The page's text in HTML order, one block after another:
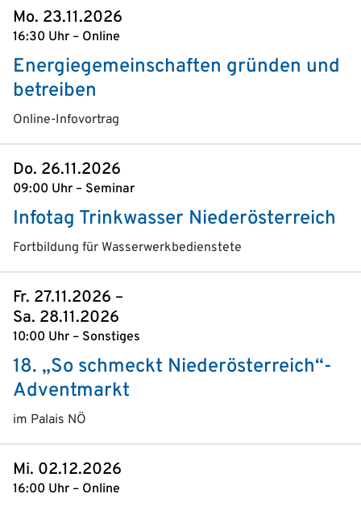
Mo. 23.11.2026
16:30 Uhr – Online
Energiegemeinschaften gründen und
betreiben
Online-Infovortrag
Do. 26.11.2026
09:00 Uhr – Seminar
Infotag Trinkwasser Niederösterreich
Fortbildung für Wasserwerkbedienstete
Fr. 27.11.2026 –
Sa. 28.11.2026
10:00 Uhr – Sonstiges
18. „So schmeckt Niederösterreich“-
Adventmarkt
im Palais NÖ
Mi. 02.12.2026
16:00 Uhr – Online